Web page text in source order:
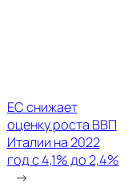
ЕС снижает
оценку роста ВВП
Италии на 2022
год с 4,1% до 2,4%
→